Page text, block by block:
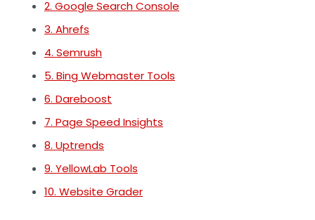
2. Google Search Console
3. Ahrefs
4. Semrush
5. Bing Webmaster Tools
6. Dareboost
7. Page Speed Insights
8. Uptrends
9. YellowLab Tools
10. Website Grader